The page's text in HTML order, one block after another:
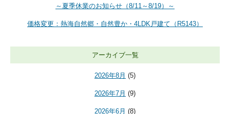
～夏季休業のお知らせ（8/11～8/19）～
価格変更：熱海自然郷・自然豊か・4LDK戸建て（R5143）
アーカイブ一覧
2026年8月 (5)
2026年7月 (9)
2026年6月 (8)